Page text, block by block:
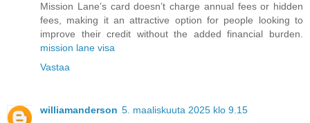
Mission Lane’s card doesn’t charge annual fees or hidden
fees, making it an attractive option for people looking to
improve their credit without the added financial burden.
mission lane visa
Vastaa
williamanderson 5. maaliskuuta 2025 klo 9.15